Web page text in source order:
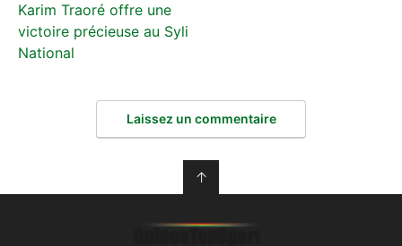
Karim Traoré offre une
victoire précieuse au Syli
National
Laissez un commentaire
↑